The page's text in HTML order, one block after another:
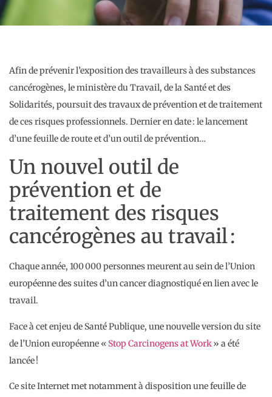
Afin de prévenir l’exposition des travailleurs à des substances
cancérogènes, le ministère du Travail, de la Santé et des
Solidarités, poursuit des travaux de prévention et de traitement
de ces risques professionnels. Dernier en date : le lancement
d’une feuille de route et d’un outil de prévention…
Un nouvel outil de
prévention et de
traitement des risques
cancérogènes au travail :
Chaque année, 100 000 personnes meurent au sein de l’Union
européenne des suites d’un cancer diagnostiqué en lien avec le
travail.
Face à cet enjeu de Santé Publique, une nouvelle version du site
de l’Union européenne « Stop Carcinogens at Work» a été
lancée !
Ce site Internet met notamment à disposition une feuille de